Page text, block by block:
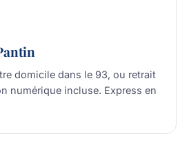
domicile dans le 93, ou retrait
numérique incluse. Express en